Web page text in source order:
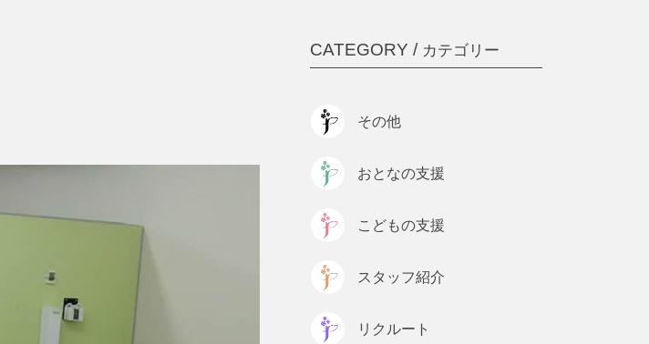
ブログ
CATEGORY / カテゴリー
その他
おとなの支援
こどもの支援
スタッフ紹介
リクルート